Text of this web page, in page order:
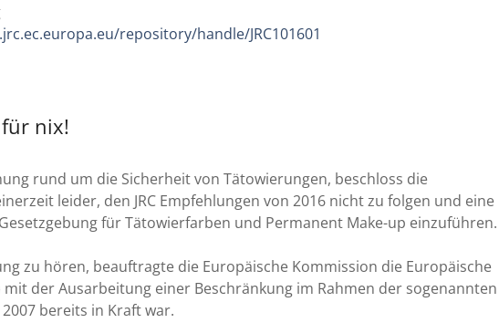
repository/handle/JRC101601
nix!
rund um die Sicherheit von Tätowierungen, beschloss die
leider, den JRC Empfehlungen von 2016 nicht zu folgen und eine
für Tätowierfarben und Permanent Make-up einzuführen.
zu hören, beauftragte die Europäische Kommission die Europäische
mit der Ausarbeitung einer Beschränkung im Rahmen der sogenannten
bereits in Kraft war.